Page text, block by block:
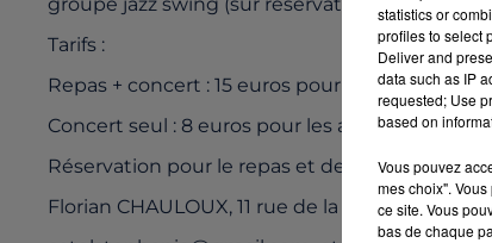
Tarifs :
Repas + concert : 15 euros pour les adultes, 8
Concert seul : 8 euros pour les adultes, gratuit
Réservation pour le repas et demande
Florian CHAULOUX, 11 rue de la Centaurée,
statistics or
profiles to select
Deliver and
data such as IP
requested; Use
based on
Vous pouvez
mes choix".
ce site. Vous
bas de chaque